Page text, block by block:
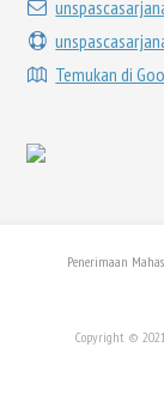
Temukan di
Penerimaan
Copyright ©